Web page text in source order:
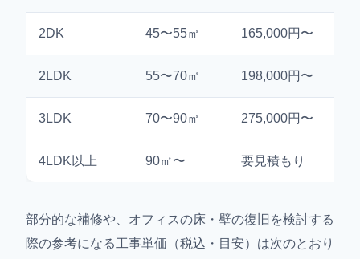
2DK 45〜55㎡ 165,000円〜
2LDK 55〜70㎡ 198,000円〜
3LDK 70〜90㎡ 275,000円〜
4LDK以上 90㎡〜 要見積もり
部分的な補修や、オフィスの床・壁の復旧を検討する
際の参考になる工事単価（税込・目安）は次のとおり